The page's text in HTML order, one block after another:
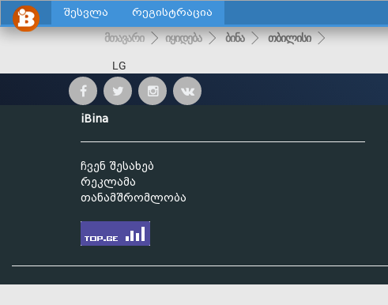
შესვლა რეგისტრაცია
მთავარი იყიდება ბინა თბილისი
LG
iBina
ჩვენ შესახებ
რეკლამა
თანამშრომლობა